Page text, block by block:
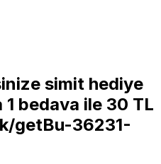
simit hediye
1 bedava ile 30 TL
getBu-36231-